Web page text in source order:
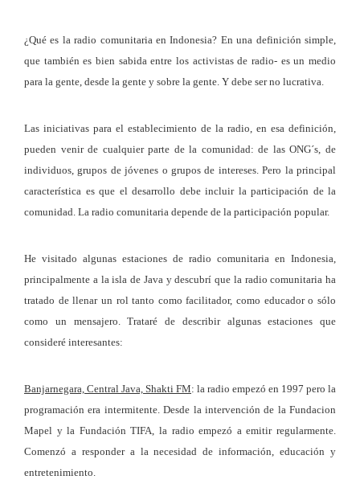
¿Qué es la radio comunitaria en Indonesia? En una definición simple,
que también es bien sabida entre los activistas de radio- es un medio
para la gente, desde la gente y sobre la gente. Y debe ser no lucrativa.
Las iniciativas para el establecimiento de la radio, en esa definición,
pueden venir de cualquier parte de la comunidad: de las ONG´s, de
individuos, grupos de jóvenes o grupos de intereses. Pero la principal
característica es que el desarrollo debe incluir la participación de la
comunidad. La radio comunitaria depende de la participación popular.
He visitado algunas estaciones de radio comunitaria en Indonesia,
principalmente a la isla de Java y descubrí que la radio comunitaria ha
tratado de llenar un rol tanto como facilitador, como educador o sólo
como un mensajero. Trataré de describir algunas estaciones que
consideré interesantes:
Banjarnegara, Central Java, Shakti FM: la radio empezó en 1997 pero la
programación era intermitente. Desde la intervención de la Fundacion
Mapel y la Fundación TIFA, la radio empezó a emitir regularmente.
Comenzó a responder a la necesidad de información, educación y
entretenimiento.